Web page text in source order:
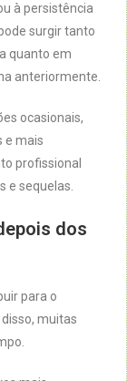
à persistência
surgir tanto
quanto em
anteriormente.
ocasionais,
e mais
profissional
e sequelas.
dos
para o
muitas